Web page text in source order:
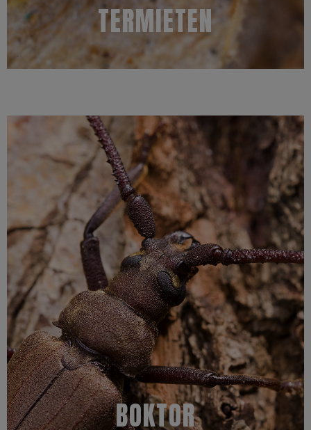
TERMIETEN
Kenmerken
BOKTOR
Kenmerken
De larven van de huisboktorren eten je hout op waardoor dikke
dragende balken in enkele jaren compleet verpulverd worden met
instortingsgevaar als gevolg. Niet geverfde houten meubels en
vloeren zijn ook een smakelijk hapje voor de larve van de
huisboktor. Indien u denkt last te hebben van deze larven dan is
het belangrijk zo snel mogelijk contact met ons op te nemen.
Meer informatie